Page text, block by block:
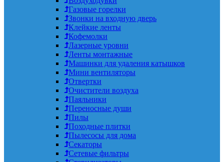
Газовые горелки
Звонки на входную дверь
Клейкие ленты
Кофемолки
Лазерные уровни
Ленты монтажные
Машинки для удаления катышков
Мини вентиляторы
Отвертки
Очистители воздуха
Паяльники
Переносные души
Пилы
Походные плитки
Пылесосы для дома
Секаторы
Сетевые фильтры